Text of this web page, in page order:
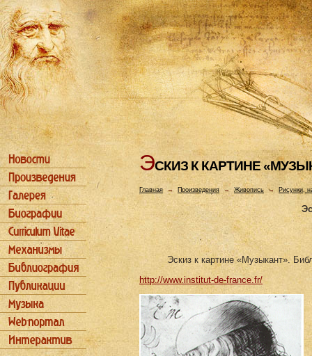
ЭСКИЗ К КАРТИHЕ
Главная→ Произведения → Живопись → Рисунки,
Эскиз к картине «Музыкант».
http://www.institut-de-france.fr/